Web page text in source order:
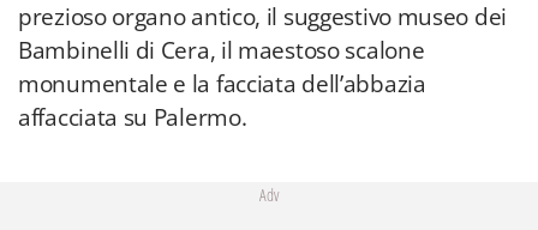
prezioso organo antico, il suggestivo museo dei
Bambinelli di Cera, il maestoso scalone
monumentale e la facciata dell’abbazia
affacciata su Palermo.
Adv